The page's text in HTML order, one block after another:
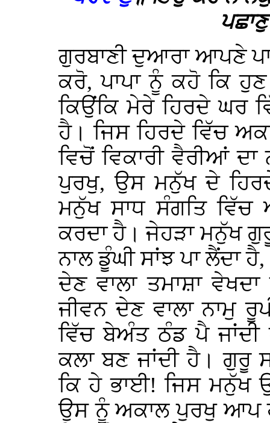
ਗੁਰਬਾਣੀ ਦੁਆਰਾ ਆਪਣੇ
ਕਰੋ, ਪਾਪਾ ਨੂੰ ਕਹੋ ਕਿ
ਕਿਉਂਕਿ ਮੇਰੇ ਹਿਰਦੇ ਘਰ
ਹੈ। ਜਿਸ ਹਿਰਦੇ ਵਿੱਚ
ਵਿਚੋਂ ਵਿਕਾਰੀ ਵੈਰੀਆਂ
ਪੁਰਖੁ, ਉਸ ਮਨੁੱਖ ਦੇ
ਮਨੁੱਖ ਸਾਧ ਸੰਗਤਿ ਵਿੱਚ
ਕਰਦਾ ਹੈ। ਜੇਹੜਾ ਮਨੁੱਖ
ਨਾਲ ਡੂੰਘੀ ਸਾਂਝ ਪਾ
ਦੇਣ ਵਾਲਾ ਤਮਾਸ਼ਾ
ਜੀਵਨ ਦੇਣ ਵਾਲਾ ਨਾਮੁ
ਵਿੱਚ ਬੇਅੰਤ ਠੰਡ ਪੈ
ਕਲਾ ਬਣ ਜਾਂਦੀ ਹੈ। ਗੁਰੂ
ਕਿ ਹੇ ਭਾਈ! ਜਿਸ ਮਨੁੱਖ
ਉਸ ਨੂੰ ਅਕਾਲ ਪੁਰਖੁ